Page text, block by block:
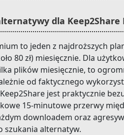
dla Keep2Share
to jeden z najdroższych
80 zł) miesięcznie. Dla
plików miesięcznie, to
od faktycznego
jest praktycznie
15-minutowe przerwy
downloadem oraz
szukania alternatyw.